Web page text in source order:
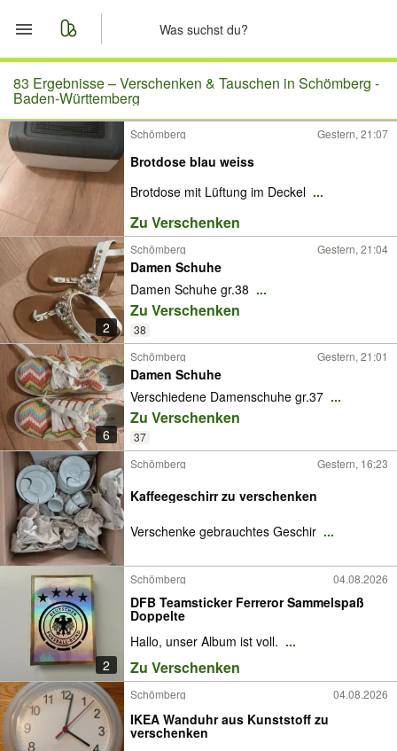
Start
Merkliste
Nachrichten
Anzeige aufgeben
83 Ergebnisse –Verschenken & Tauschen in Schömberg -
Baden-Württemberg
Schömberg Gestern, 21:07
Brotdose blau weiss
Brotdose mit Lüftung im Deckel ...
Zu Verschenken
2
Schömberg Gestern, 21:04
Damen Schuhe
Damen Schuhe gr.38 ...
Zu Verschenken
38
6
Schömberg Gestern, 21:01
Damen Schuhe
Verschiedene Damenschuhe gr.37 ...
Zu Verschenken
37
Schömberg
Gestern, 16:23
Kaffeegeschirr zu verschenken
Verschenke gebrauchtes Geschir ...
2
Schömberg 04.08.2026
DFB Teamsticker Ferreror Sammelspaß
Doppelte
Hallo, unser Album ist voll. ...
Zu Verschenken
Schömberg 04.08.2026
IKEA Wanduhr aus Kunststoff zu
verschenken